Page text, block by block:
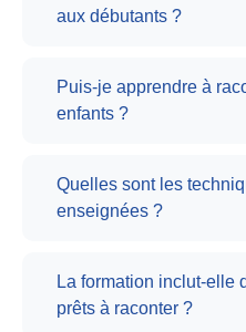
aux débutants ?
Puis-je apprendre à
enfants ?
Quelles sont les
enseignées ?
La formation inclut-elle
prêts à raconter ?